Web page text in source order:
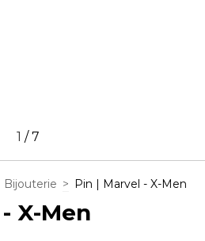
1 /7
Bijouterie > Pin | Marvel - X-Men
X-Men